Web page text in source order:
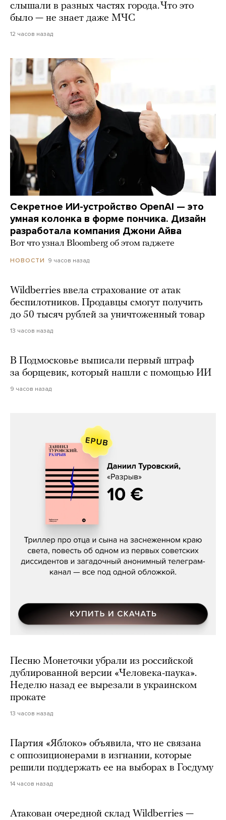
слышали в разных частях города. Что это
было — не знает даже МЧС
12 часов назад
Секретное ИИ-устройство OpenAI — это
умная колонка в форме пончика. Дизайн
разработала компания Джони Айва
Вот что узнал Bloomberg об этом гаджете
НОВОСТИ 9 часов назад
Wildberries ввела страхование от атак
беспилотников. Продавцы смогут получить
до 50 тысяч рублей за уничтоженный товар
13 часов назад
В Подмосковье выписали первый штраф
за борщевик, который нашли с помощью ИИ
9 часов назад
Даниил Туровский, «Разрыв»
Песню Монеточки убрали из российской
дублированной версии «Человека-паука».
Неделю назад ее вырезали в украинском
прокате
13 часов назад
Партия «Яблоко» объявила, что не связана
с оппозиционерами в изгнании, которые
решили поддержать ее на выборах в Госдуму
14 часов назад
Атакован очередной склад Wildberries —